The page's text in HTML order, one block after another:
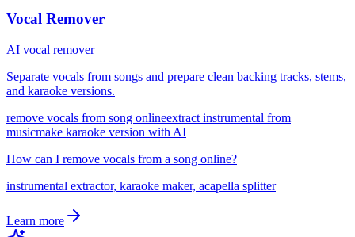
Vocal Remover
AI vocal remover
Separate vocals from songs and prepare clean backing tracks, stems,
and karaoke versions.
remove vocals from song onlineextract instrumental from
musicmake karaoke version with AI
How can I remove vocals from a song online?
instrumental extractor, karaoke maker, acapella splitter
Learn more